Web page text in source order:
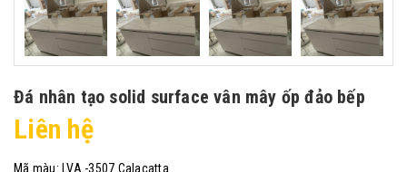
Đá nhân tạo solid surface vân mây ốp đảo bếp
Liên hệ
Mã màu: LVA -3507 Calacatta